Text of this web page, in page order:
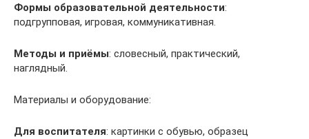
Формы образовательной деятельности:
подгрупповая, игровая, коммуникативная.
Методы и приёмы: словесный, практический,
наглядный.
Материалы и оборудование:
Для воспитателя: картинки с обувью, образец